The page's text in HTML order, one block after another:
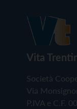
Vita
Società
Via
P.IVA e C.F.